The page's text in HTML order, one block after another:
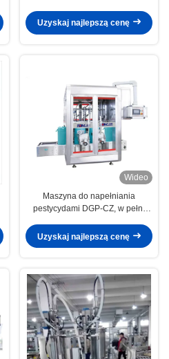
typu liniowego
Uzyskaj najlepszą cenę
Wideo
Maszyna do napełniania
pestycydami DGP-CZ, w pełni
PLC, maszyna do napełniania
bębnom
Uzyskaj najlepszą cenę